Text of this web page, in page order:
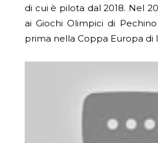
di cui è pilota dal 2018. Nel
ai Giochi Olimpici di
prima nella Coppa Europa di